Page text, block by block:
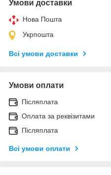
Умови доставки
Нова Пошта
Укрпошта
Всі умови доставки
Умови оплати
Післяплата
Оплата за реквізитами
Післяплата
Всі умови оплати